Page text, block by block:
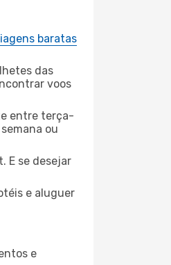
baratas
das
voos
entre terça-
ou
E se desejar
e aluguer
e